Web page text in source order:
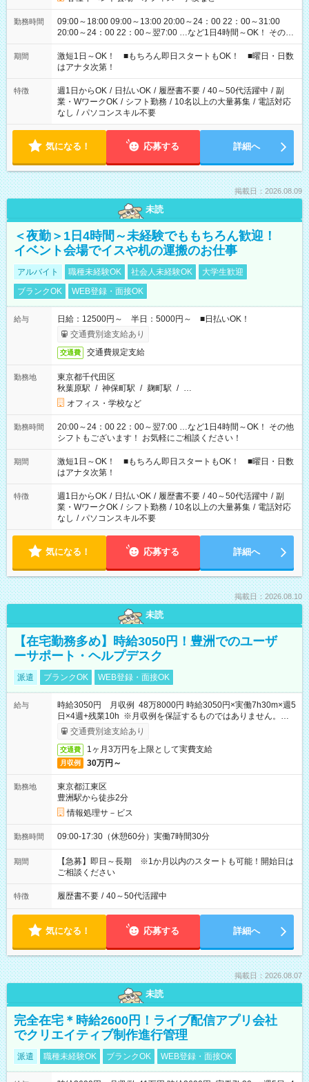
勤務時間
09:00～18:00 09:00～13:00 20:00～24：00 22：00～31:00
20:00～24：00 22：00～翌7:00 …など1日4時間～OK！ その他
シフトもございます！ お気軽にご相談ください！
期間
激短1日～OK！ ■もちろん即日スタートもOK！ ■曜日・日数
はアナタ次第！
特徴 週1日からOK / 日払いOK / 履歴書不要 / 40～50代活躍中 / 副
業・WワークOK / シフト勤務 / 10名以上の大量募集 / 電話対応
なし / パソコンスキル不要
気になる！ 応募する 詳細へ
掲載日：2026.08.09
未読
＜夜勤＞1日4時間～未経験でももちろん歓迎！
イベント会場でイスや机の運搬のお仕事
アルバイト 職種未経験OK 社会人未経験OK
大学生歓迎
ブランクOK
WEB登録・面接OK
給与
日給：12500円～ 半日：5000円～ ■日払いOK！
交通費別途支給あり
交通費 交通費規定支給
勤務地
東京都千代田区
秋葉原駅 / 神保町駅 / 麹町駅 / …
オフィス・学校など
勤務時間
20:00～24：00 22：00～翌7:00 …など1日4時間～OK！ その他
シフトもございます！ お気軽にご相談ください！
期間
激短1日～OK！ ■もちろん即日スタートもOK！ ■曜日・日数
はアナタ次第！
特徴 週1日からOK / 日払いOK / 履歴書不要 / 40～50代活躍中 / 副
業・WワークOK / シフト勤務 / 10名以上の大量募集 / 電話対応
なし / パソコンスキル不要
気になる！ 応募する 詳細へ
掲載日：2026.08.10
未読
【在宅勤務多め】時給3050円！豊洲でのユーザ
ーサポート・ヘルプデスク
派遣 ブランクOK WEB登録・面接OK
給与
時給3050円 月収例 48万8000円 時給3050円×実働7h30m×週5
日×4週+残業10h ※月収例を保証するものではありません。※給
与即受取りサービス利用可（利用条件有）
交通費別途支給あり
交通費 1ヶ月3万円を上限として実費支給
月収例 30万円～
勤務地
東京都江東区
豊洲駅から徒歩2分
情報処理サ－ビス
勤務時間 09:00-17:30（休憩60分）実働7時間30分
期間
【急募】即日～長期 ※1か月以内のスタートも可能！開始日は
ご相談ください
特徴 履歴書不要 / 40～50代活躍中
気になる！ 応募する 詳細へ
掲載日：2026.08.07
未読
完全在宅＊時給2600円！ライブ配信アプリ会社
でクリエイティブ制作進行管理
派遣 職種未経験OK ブランクOK WEB登録・面接OK